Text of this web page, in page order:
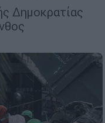
Δημοκρατίας